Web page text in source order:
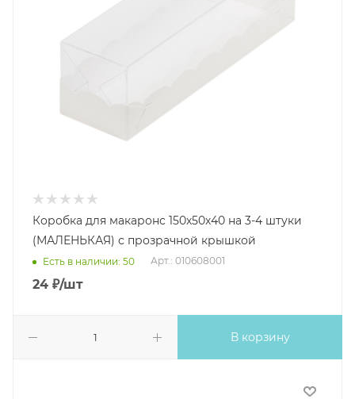
Коробка для макаронс 150х50х40 на 3-4 штуки
(МАЛЕНЬКАЯ) с прозрачной крышкой
Есть в наличии: 50 Арт.: 010608001
24 ₽/шт
В корзину